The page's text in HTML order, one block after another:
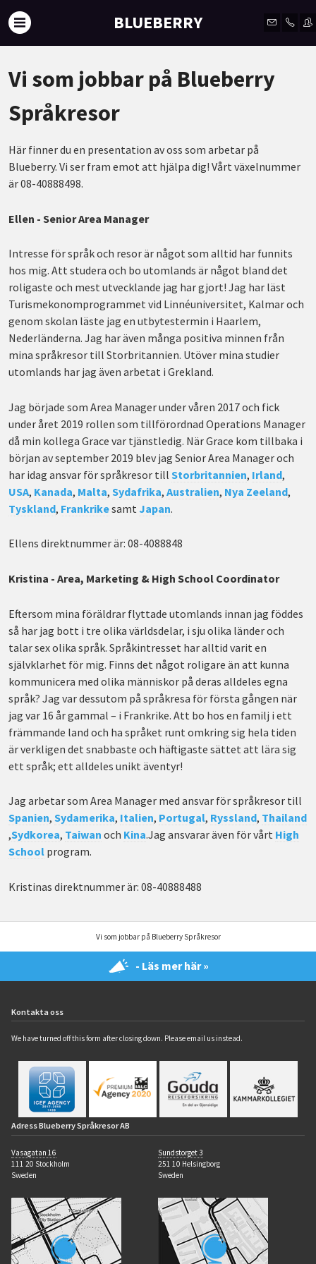
BLUEBERRY
Vi som jobbar på Blueberry
Språkresor
Här finner du en presentation av oss som arbetar på
Blueberry. Vi ser fram emot att hjälpa dig! Vårt växelnummer
är 08-40888498.
Ellen - Senior Area Manager
Intresse för språk och resor är något som alltid har funnits
hos mig. Att studera och bo utomlands är något bland det
roligaste och mest utvecklande jag har gjort! Jag har läst
Turismekonomprogrammet vid Linnéuniversitet, Kalmar och
genom skolan läste jag en utbytestermin i Haarlem,
Nederländerna. Jag har även många positiva minnen från
mina språkresor till Storbritannien. Utöver mina studier
utomlands har jag även arbetat i Grekland.
Jag började som Area Manager under våren 2017 och fick
under året 2019 rollen som tillförordnad Operations Manager
då min kollega Grace var tjänstledig. När Grace kom tillbaka i
början av september 2019 blev jag Senior Area Manager och
har idag ansvar för språkresor till Storbritannien, Irland,
USA, Kanada, Malta, Sydafrika, Australien, Nya Zeeland,
Tyskland, Frankrikesamt Japan.
Ellens direktnummer är: 08-4088848
Kristina - Area, Marketing & High School Coordinator
Eftersom mina föräldrar flyttade utomlands innan jag föddes
så har jag bott i tre olika världsdelar, i sju olika länder och
talar sex olika språk. Språkintresset har alltid varit en
självklarhet för mig. Finns det något roligare än att kunna
kommunicera med olika människor på deras alldeles egna
språk? Jag var dessutom på språkresa för första gången när
jag var 16 år gammal – i Frankrike. Att bo hos en familj i ett
främmande land och ha språket runt omkring sig hela tiden
är verkligen det snabbaste och häftigaste sättet att lära sig
ett språk; ett alldeles unikt äventyr!
Jag arbetar som Area Manager med ansvar för språkresor till
Spanien, Sydamerika, Italien, Portugal, Ryssland, Thailand
,Sydkorea, Taiwan och Kina.Jag ansvarar även för vårt High
School program.
Kristinas direktnummer är: 08-40888488
Vi som jobbar på Blueberry Språkresor
- Läs mer här »
Kontakta oss
We have turned off this form after closing down. Please email us instead.
Adress Blueberry Språkresor AB
Vasagatan 16
111 20 Stockholm
Sweden
Sundstorget 3
251 10 Helsingborg
Sweden